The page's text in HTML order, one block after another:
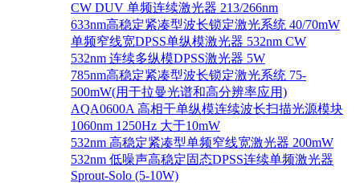
CW DUV 单频连续激光器 213/266nm
633nm高稳定紧凑型波长锁定激光系统 40/70mW
单频窄线宽DPSS单纵模激光器 532nm CW
532nm 连续多纵模DPSS激光器 5W
785nm高稳定紧凑型波长锁定激光系统 75-
500mW(用于拉曼光谱和高分辨率应用)
AQA0600A 高相干单纵模连续波长扫描光源模块
1060nm 1250Hz 大于10mW
532nm 高稳定紧凑型单频窄线宽激光器 200mW
532nm 低噪声高稳定固态DPSS连续单频激光器
Sprout‐Solo (5-10W)